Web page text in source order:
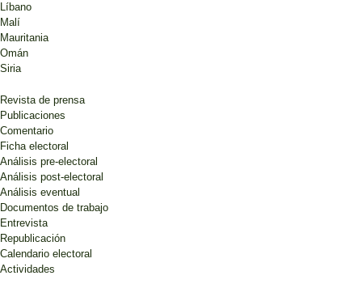
Líbano
Malí
Mauritania
Omán
Siria
Revista de prensa
Publicaciones
Comentario
Ficha electoral
Análisis pre-electoral
Análisis post-electoral
Análisis eventual
Documentos de trabajo
Entrevista
Republicación
Calendario electoral
Actividades